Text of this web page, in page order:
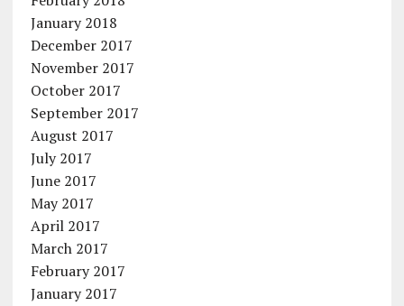
January 2018
December 2017
November 2017
October 2017
September 2017
August 2017
July 2017
June 2017
May 2017
April 2017
March 2017
February 2017
January 2017